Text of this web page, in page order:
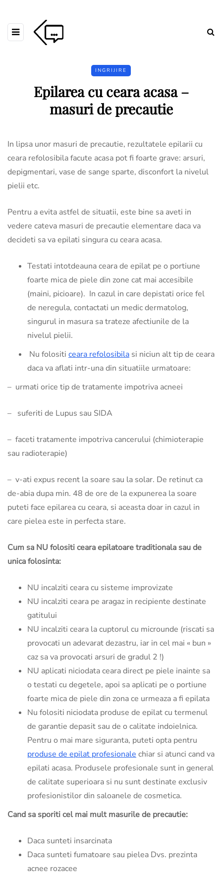
INGRIJIRE
Epilarea cu ceara acasa –
masuri de precautie
In lipsa unor masuri de precautie, rezultatele epilarii cu
ceara refolosibila facute acasa pot fi foarte grave: arsuri,
depigmentari, vase de sange sparte, disconfort la nivelul
pielii etc.
Pentru a evita astfel de situatii, este bine sa aveti in
vedere cateva masuri de precautie elementare daca va
decideti sa va epilati singura cu ceara acasa.
Testati intotdeauna ceara de epilat pe o portiune
foarte mica de piele din zone cat mai accesibile
(maini, picioare). In cazul in care depistati orice fel
de neregula, contactati un medic dermatolog,
singurul in masura sa trateze afectiunile de la
nivelul pielii.
Nu folositi ceara refolosibila si niciun alt tip de ceara
daca va aflati intr-una din situatiile urmatoare:
– urmati orice tip de tratamente impotriva acneei
– suferiti de Lupus sau SIDA
– faceti tratamente impotriva cancerului (chimioterapie
sau radioterapie)
– v-ati expus recent la soare sau la solar. De retinut ca
de-abia dupa min. 48 de ore de la expunerea la soare
puteti face epilarea cu ceara, si aceasta doar in cazul in
care pielea este in perfecta stare.
Cum sa NU folositi ceara epilatoare traditionala sau de
unica folosinta:
NU incalziti ceara cu sisteme improvizate
NU incalziti ceara pe aragaz in recipiente destinate
gatitului
NU incalziti ceara la cuptorul cu microunde (riscati sa
provocati un adevarat dezastru, iar in cel mai « bun »
caz sa va provocati arsuri de gradul 2 !)
NU aplicati niciodata ceara direct pe piele inainte sa
o testati cu degetele, apoi sa aplicati pe o portiune
foarte mica de piele din zona ce urmeaza a fi epilata
Nu folositi niciodata produse de epilat cu termenul
de garantie depasit sau de o calitate indoielnica.
Pentru o mai mare siguranta, puteti opta pentru
produse de epilat profesionale chiar si atunci cand va
epilati acasa. Produsele profesionale sunt in general
de calitate superioara si nu sunt destinate exclusiv
profesionistilor din saloanele de cosmetica.
Cand sa sporiti cel mai mult masurile de precautie:
Daca sunteti insarcinata
Daca sunteti fumatoare sau pielea Dvs. prezinta
acnee rozacee